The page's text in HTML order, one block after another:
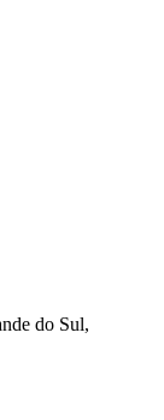
do Sul,